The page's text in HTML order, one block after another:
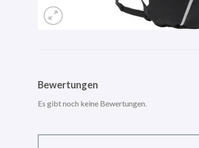
Bewertungen
Es gibt noch keine Bewertungen.